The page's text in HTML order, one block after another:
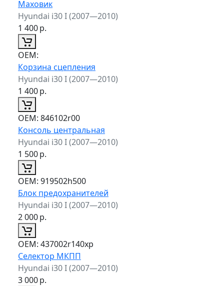
Маховик
Hyundai i30 I (2007—2010)
1 400р.
ОЕМ:
Корзина сцепления
Hyundai i30 I (2007—2010)
1 400р.
ОЕМ: 846102r00
Консоль центральная
Hyundai i30 I (2007—2010)
1 500р.
ОЕМ: 919502h500
Блок предохранителей
Hyundai i30 I (2007—2010)
2 000р.
ОЕМ: 437002r140xp
Селектор МКПП
Hyundai i30 I (2007—2010)
3 000р.